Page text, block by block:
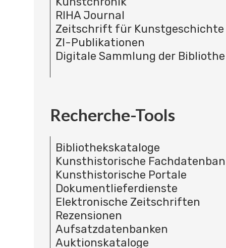
RIHA Journal
Zeitschrift für Kunstgeschichte
ZI-Publikationen
Digitale Sammlung der
Recherche-Tools
Bibliothekskataloge
Kunsthistorische
Kunsthistorische Portale
Dokumentlieferdienste
Elektronische Zeitschriften
Rezensionen
Aufsatzdatenbanken
Auktionskataloge